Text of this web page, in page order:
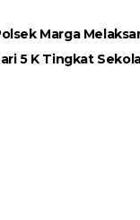
Marga
5 K Tingkat